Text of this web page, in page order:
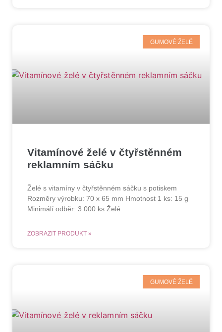
GUMOVÉ ŽELÉ
Vitamínové želé v čtyřstěnném
reklamním sáčku
Želé s vitamíny v čtyřstěnném sáčku s potiskem
Rozměry výrobku: 70 x 65 mm Hmotnost 1 ks: 15 g
Minimálí odběr: 3 000 ks Želé
ZOBRAZIT PRODUKT »
GUMOVÉ ŽELÉ